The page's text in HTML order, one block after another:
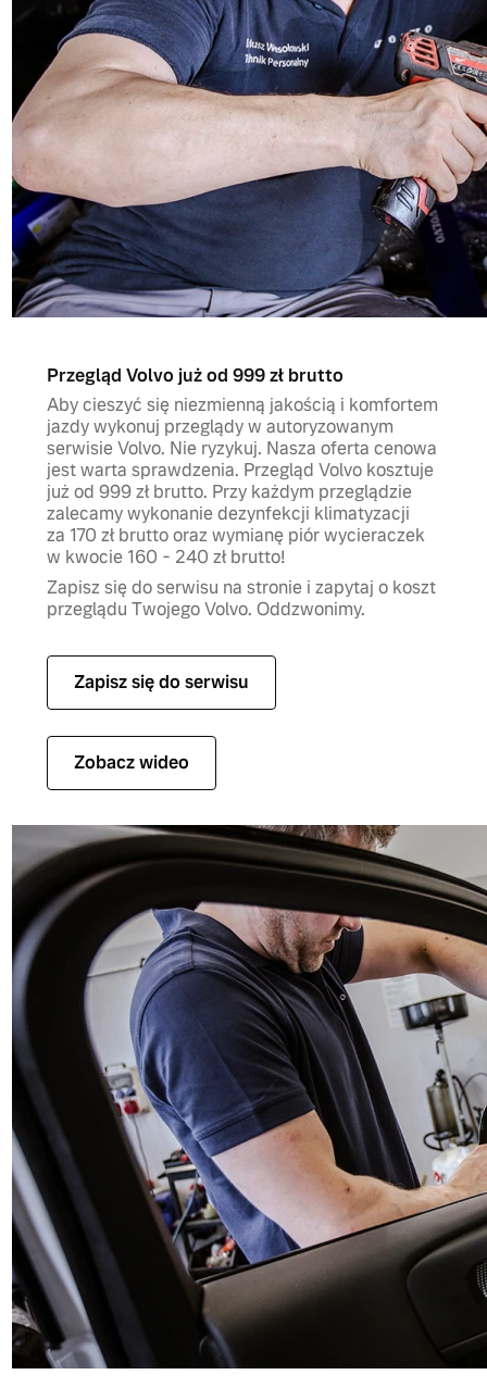
Przegląd Volvo już od 999 zł brutto
Aby cieszyć się niezmienną jakością i komfortem
jazdy wykonuj przeglądy w autoryzowanym
serwisie Volvo. Nie ryzykuj. Nasza oferta cenowa
jest warta sprawdzenia. Przegląd Volvo kosztuje
już od 999 zł brutto. Przy każdym przeglądzie
zalecamy wykonanie dezynfekcji klimatyzacji
za 170 zł brutto oraz wymianę piór wycieraczek
w kwocie 160 - 240 zł brutto!
Zapisz się do serwisu na stronie i zapytaj o koszt
przeglądu Twojego Volvo. Oddzwonimy.
Zapisz się do serwisu
Zobacz wideo